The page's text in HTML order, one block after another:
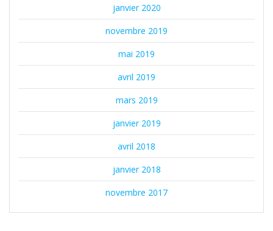
janvier 2020
novembre 2019
mai 2019
avril 2019
mars 2019
janvier 2019
avril 2018
janvier 2018
novembre 2017